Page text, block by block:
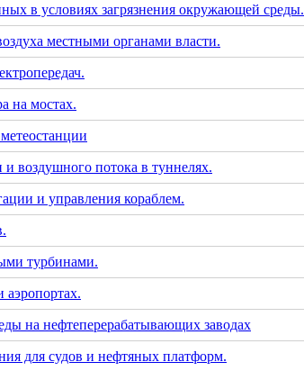
в условиях загрязнения окружающей среды.
местными органами власти.
на мостах.
воздушного потока в туннелях.
и управления кораблем.
турбинами.
аэропортах.
на нефтеперерабатывающих заводах
для судов и нефтяных платформ.